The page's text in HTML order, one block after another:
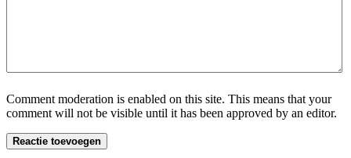
Comment moderation is enabled on this site. This means that your
comment will not be visible until it has been approved by an editor.